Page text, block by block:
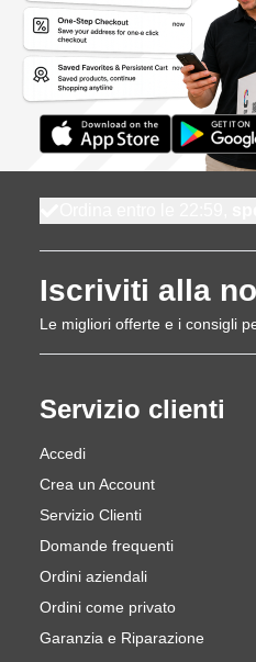
Iscriviti alla
Le migliori offerte e i consigli
Servizio clienti
Accedi
Crea un Account
Servizio Clienti
Domande frequenti
Ordini aziendali
Ordini come privato
Garanzia e Riparazione